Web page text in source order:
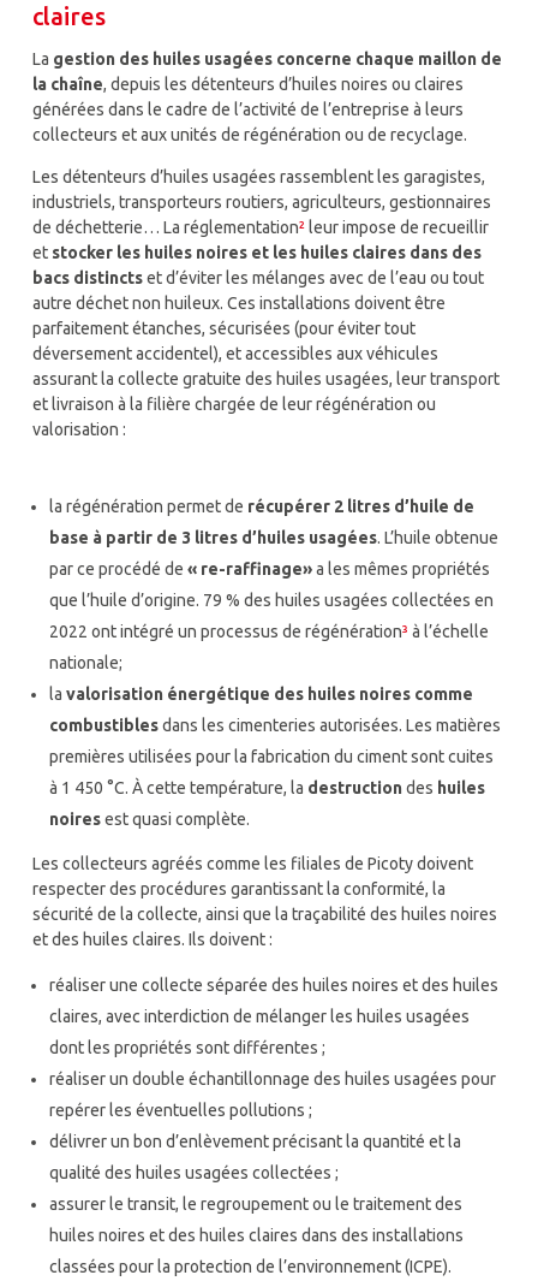
claires
La gestion des huiles usagées concerne chaque maillon de
la chaîne, depuis les détenteurs d’huiles noires ou claires
générées dans le cadre de l’activité de l’entreprise à leurs
collecteurs et aux unités de régénération ou de recyclage.
Les détenteurs d’huiles usagées rassemblent les garagistes,
industriels, transporteurs routiers, agriculteurs, gestionnaires
de déchetterie… La réglementation² leur impose de recueillir
et stocker les huiles noires et les huiles claires dans des
bacs distinctset d’éviter les mélanges avec de l’eau ou tout
autre déchet non huileux. Ces installations doivent être
parfaitement étanches, sécurisées (pour éviter tout
déversement accidentel), et accessibles aux véhicules
assurant la collecte gratuite des huiles usagées, leur transport
et livraison à la filière chargée de leur régénération ou
valorisation :
la régénération permet de récupérer 2 litres d’huile de
base à partir de 3 litres d’huiles usagées. L’huile obtenue
par ce procédé de« re-raffinage»a les mêmes propriétés
que l’huile d’origine. 79 % des huiles usagées collectées en
2022 ont intégré un processus de régénération³ à l’échelle
nationale;
lavalorisation énergétique des huiles noires comme
combustiblesdans les cimenteries autorisées. Les matières
premières utilisées pour la fabrication du ciment sont cuites
à 1 450 °C. À cette température, la destruction des huiles
noiresest quasi complète.
Les collecteurs agréés comme les filiales de Picoty doivent
respecter des procédures garantissant la conformité, la
sécurité de la collecte, ainsi que la traçabilité des huiles noires
et des huiles claires. Ils doivent :
réaliser une collecte séparée des huiles noires et des huiles
claires, avec interdiction de mélanger les huiles usagées
dont les propriétés sont différentes ;
réaliser un double échantillonnage des huiles usagées pour
repérer les éventuelles pollutions ;
délivrer un bon d’enlèvement précisant la quantité et la
qualité des huiles usagées collectées ;
assurer le transit, le regroupement ou le traitement des
huiles noires et des huiles claires dans des installations
classées pour la protection de l’environnement (ICPE).